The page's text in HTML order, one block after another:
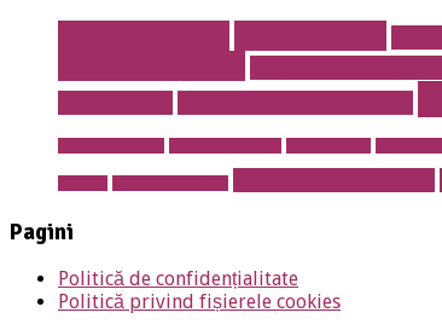
Pagini
Politică de confidențialitate
Politică privind fișierele cookies